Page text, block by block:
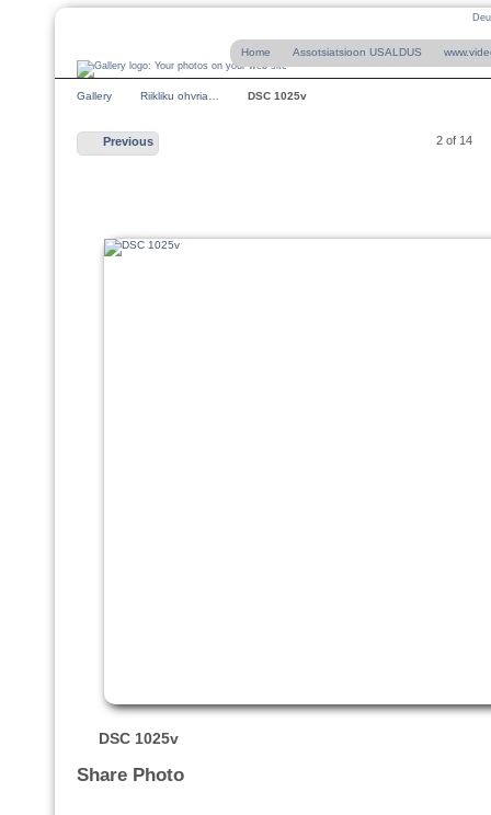
Home Assotsiatsioon USALDUS
Gallery Riikliku ohvria… DSC 1025v
Previous 2 of 14
DSC 1025v
Share Photo